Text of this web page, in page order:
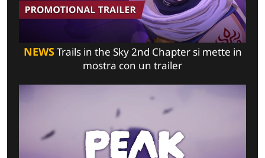
NEWSTrails in the Sky 2nd Chapter si mette in
mostra con un trailer